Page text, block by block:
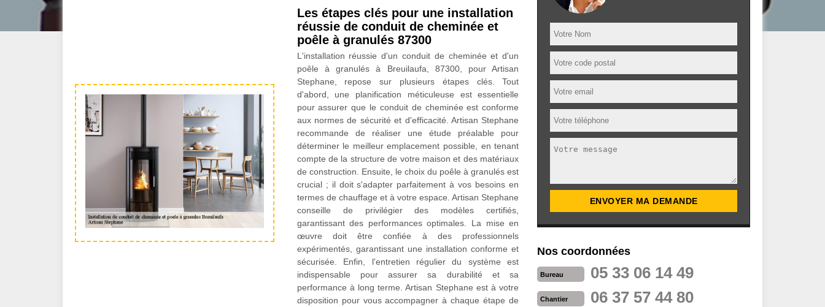
Les étapes clés pour une installation
réussie de conduit de cheminée et
poêle à granulés 87300
L'installation réussie d'un conduit de cheminée et d'un
poêle à granulés à Breuilaufa, 87300, pour Artisan
Stephane, repose sur plusieurs étapes clés. Tout
d'abord, une planification méticuleuse est essentielle
pour assurer que le conduit de cheminée est conforme
aux normes de sécurité et d'efficacité. Artisan Stephane
recommande de réaliser une étude préalable pour
déterminer le meilleur emplacement possible, en tenant
compte de la structure de votre maison et des matériaux
de construction. Ensuite, le choix du poêle à granulés est
crucial ; il doit s'adapter parfaitement à vos besoins en
termes de chauffage et à votre espace. Artisan Stephane
conseille de privilégier des modèles certifiés,
garantissant des performances optimales. La mise en
œuvre doit être confiée à des professionnels
expérimentés, garantissant une installation conforme et
sécurisée. Enfin, l'entretien régulier du système est
indispensable pour assurer sa durabilité et sa
performance à long terme. Artisan Stephane est à votre
disposition pour vous accompagner à chaque étape de
Nos coordonnées
Bureau 05 33 06 14 49
Chantier 06 37 57 44 80